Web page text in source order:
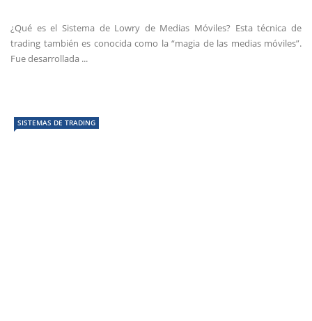
¿Qué es el Sistema de Lowry de Medias Móviles? Esta técnica de
trading también es conocida como la “magia de las medias móviles”.
Fue desarrollada ...
SISTEMAS DE TRADING